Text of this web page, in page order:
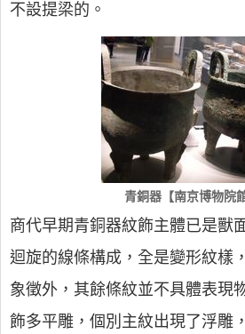
不設提梁的。
青銅器【南京博物院
商代早期青銅器紋飾主體已是獸
迴旋的線條構成，全是變形紋樣
象徵外，其餘條紋並不具體表現
飾多平雕，個別主紋出現了浮雕